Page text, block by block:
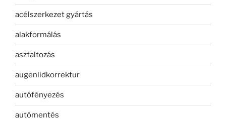
acélszerkezet gyártás
alakformálás
aszfaltozás
augenlidkorrektur
autófényezés
autómentés